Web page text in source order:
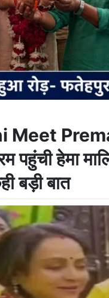
Meet
हेमा
बड़ी बात